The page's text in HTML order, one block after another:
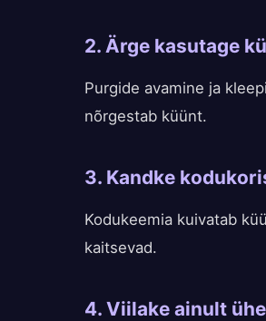
2. Ärge kasutage
Purgide avamine ja
nõrgestab küünt.
3. Kandke
Kodukeemia kuivatab
kaitsevad.
4. Viilake ainult